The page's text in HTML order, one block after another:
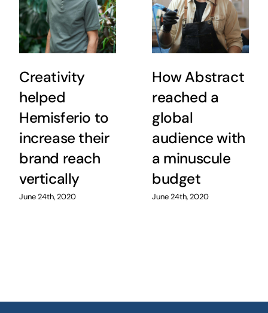
Creativity
helped
Hemisferio to
increase their
brand reach
vertically
June 24th, 2020
How Abstract
reached a
global
audience with
a minuscule
budget
June 24th, 2020